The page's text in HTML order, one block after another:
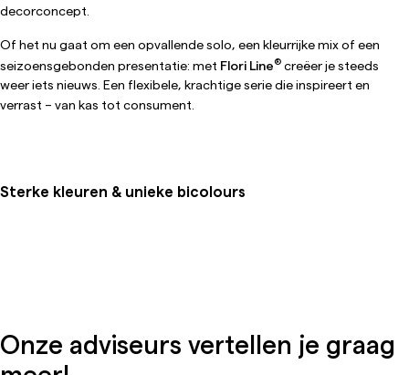
decorconcept.
Of het nu gaat om een opvallende solo, een kleurrijke mix of een
seizoensgebonden presentatie: met Flori Line® creëer je steeds
weer iets nieuws. Een flexibele, krachtige serie die inspireert en
verrast – van kas tot consument.
Sterke kleuren & unieke bicolours
Onze adviseurs vertellen je graag